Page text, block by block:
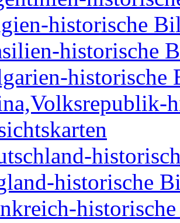
historische
historische
historische
historische